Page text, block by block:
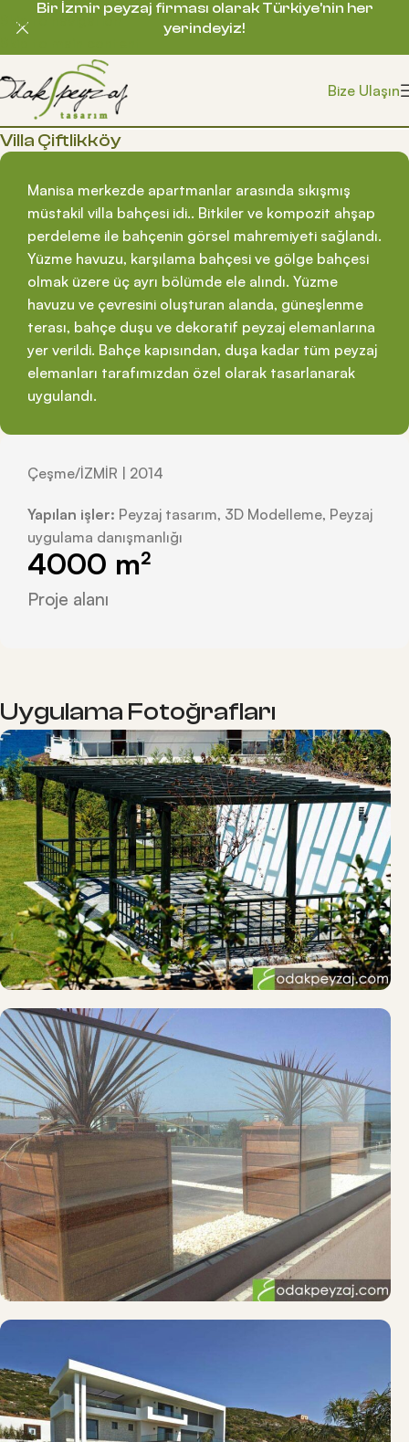
Skip to navigation
Bize Ulaşın
Villa Çiftlikköy
Manisa merkezde apartmanlar arasında sıkışmış
müstakil villa bahçesi idi.. Bitkiler ve kompozit ahşap
perdeleme ile bahçenin görsel mahremiyeti sağlandı.
Yüzme havuzu, karşılama bahçesi ve gölge bahçesi
olmak üzere üç ayrı bölümde ele alındı. Yüzme
havuzu ve çevresini oluşturan alanda, güneşlenme
terası, bahçe duşu ve dekoratif peyzaj elemanlarına
yer verildi. Bahçe kapısından, duşa kadar tüm peyzaj
elemanları tarafımızdan özel olarak tasarlanarak
uygulandı.
Çeşme/İZMİR | 2014
Yapılan işler: Peyzaj tasarım, 3D Modelleme, Peyzaj
uygulama danışmanlığı
Proje alanı
4000 m²
Uygulama Fotoğrafları
Bir İzmir peyzaj firması olarak Türkiye’nin her
yerindeyiz!